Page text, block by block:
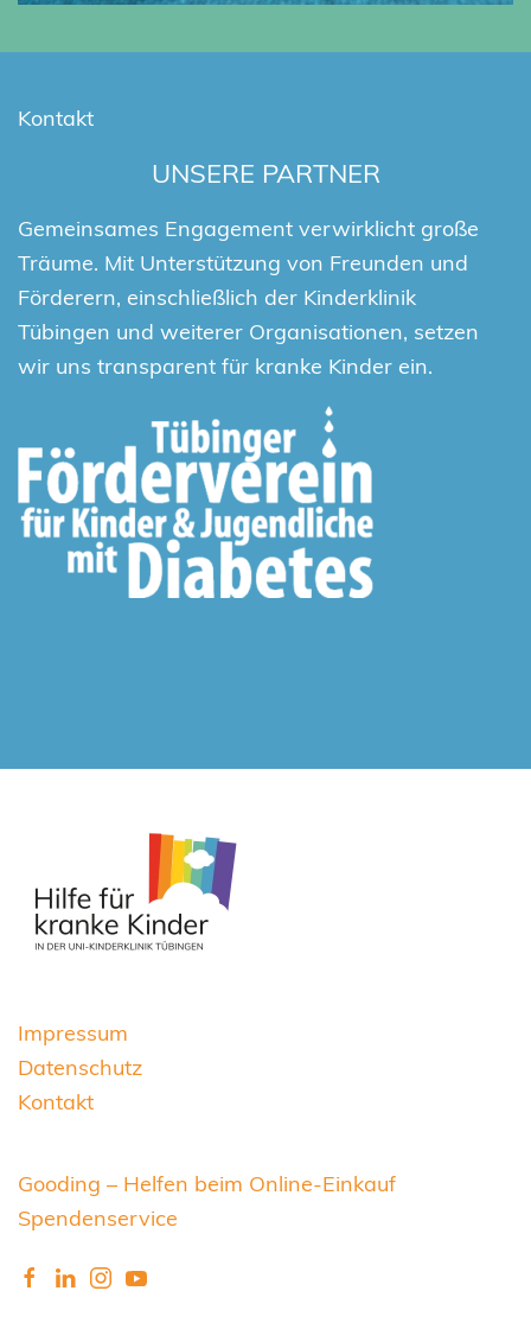
Kontakt
UNSERE PARTNER
Gemeinsames Engagement verwirklicht große
Träume. Mit Unterstützung von Freunden und
Förderern, einschließlich der Kinderklinik
Tübingen und weiterer Organisationen, setzen
wir uns transparent für kranke Kinder ein.
Impressum
Datenschutz
Kontakt
Gooding – Helfen beim Online-Einkauf
Spendenservice